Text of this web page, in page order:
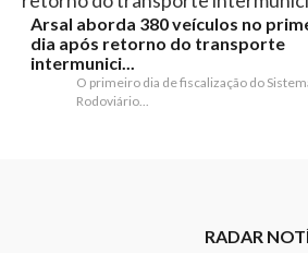
Arsal aborda 380 veículos no
dia após retorno do transporte
intermunici...
O primeiro dia de fiscalização do
Rodoviário...
RADAR